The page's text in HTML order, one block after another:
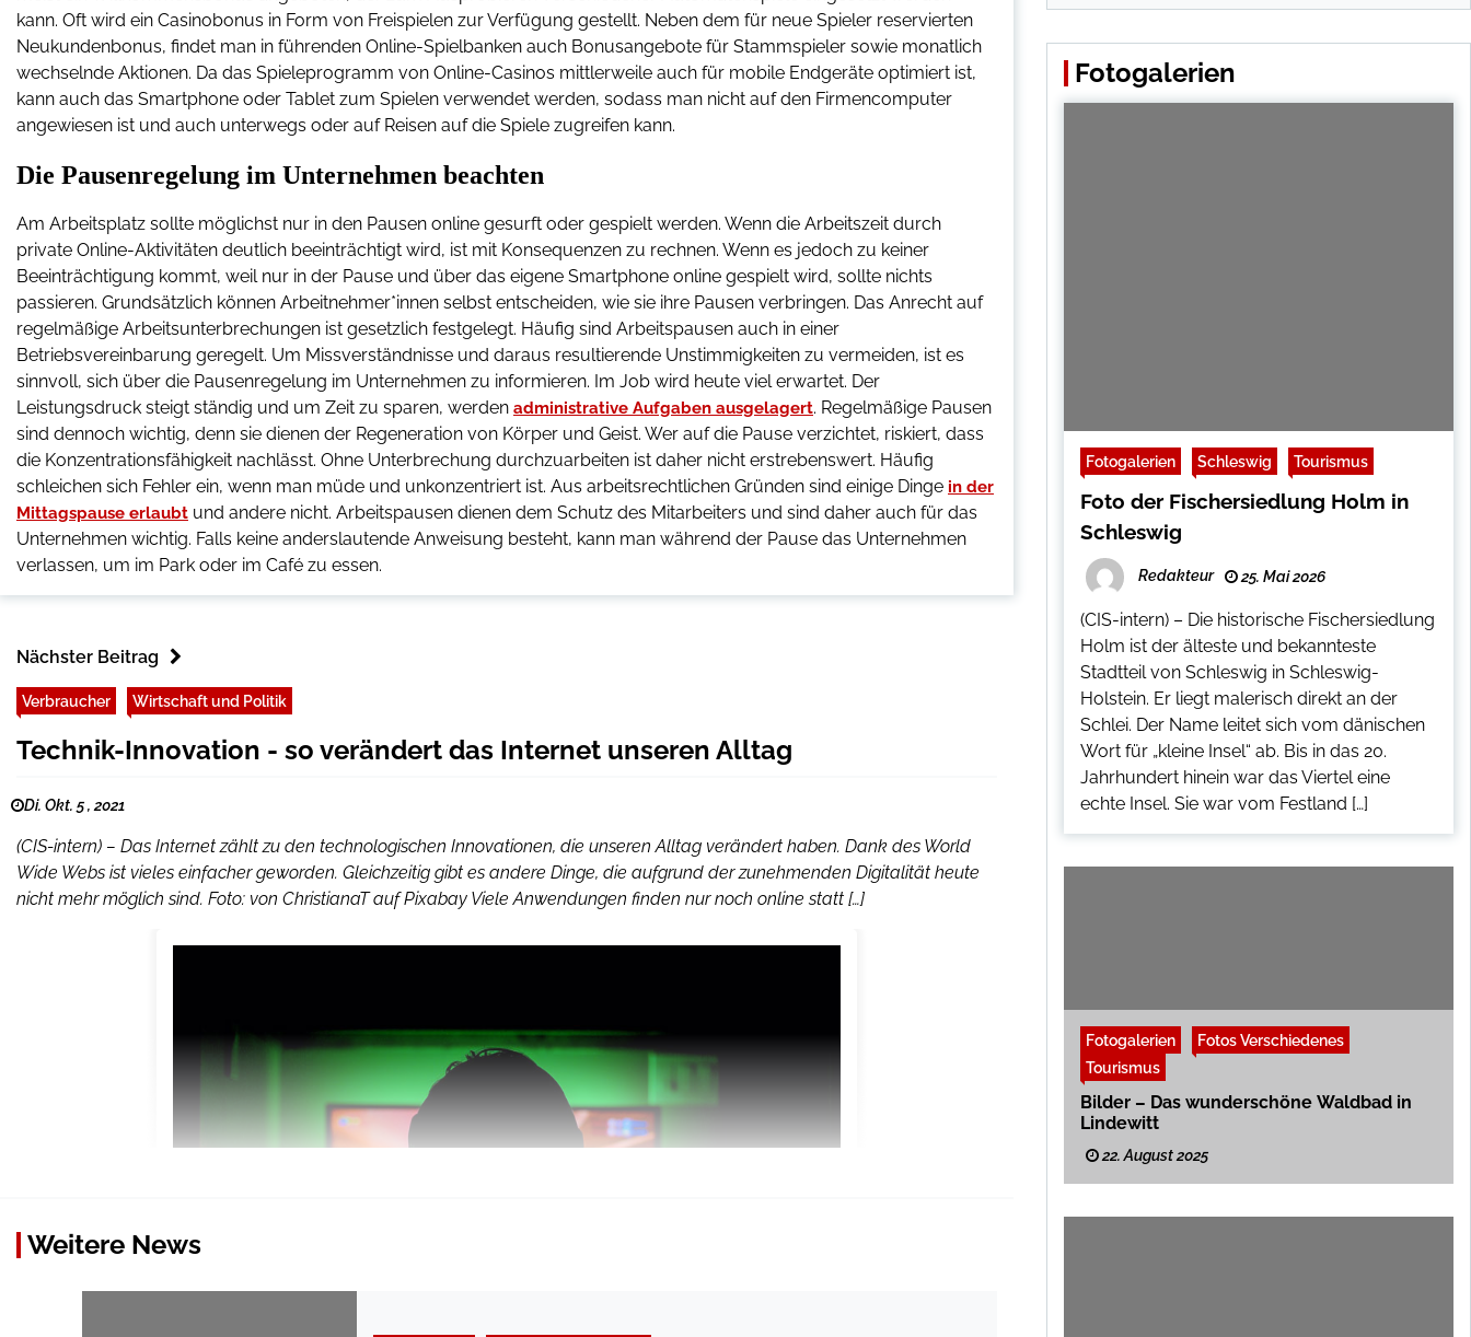
kann. Oft wird ein Casinobonus in Form von Freispielen zur Verfügung gestellt. Neben dem für neue Spieler reservierten
Neukundenbonus, findet man in führenden Online-Spielbanken auch Bonusangebote für Stammspieler sowie monatlich
wechselnde Aktionen. Da das Spieleprogramm von Online-Casinos mittlerweile auch für mobile Endgeräte optimiert ist,
kann auch das Smartphone oder Tablet zum Spielen verwendet werden, sodass man nicht auf den Firmencomputer
angewiesen ist und auch unterwegs oder auf Reisen auf die Spiele zugreifen kann.
Die Pausenregelung im Unternehmen beachten
Am Arbeitsplatz sollte möglichst nur in den Pausen online gesurft oder gespielt werden. Wenn die Arbeitszeit durch
private Online-Aktivitäten deutlich beeinträchtigt wird, ist mit Konsequenzen zu rechnen. Wenn es jedoch zu keiner
Beeinträchtigung kommt, weil nur in der Pause und über das eigene Smartphone online gespielt wird, sollte nichts
passieren. Grundsätzlich können Arbeitnehmer*innen selbst entscheiden, wie sie ihre Pausen verbringen. Das Anrecht auf
regelmäßige Arbeitsunterbrechungen ist gesetzlich festgelegt. Häufig sind Arbeitspausen auch in einer
Betriebsvereinbarung geregelt. Um Missverständnisse und daraus resultierende Unstimmigkeiten zu vermeiden, ist es
sinnvoll, sich über die Pausenregelung im Unternehmen zu informieren. Im Job wird heute viel erwartet. Der
Leistungsdruck steigt ständig und um Zeit zu sparen, werden administrative Aufgaben ausgelagert. Regelmäßige Pausen
sind dennoch wichtig, denn sie dienen der Regeneration von Körper und Geist. Wer auf die Pause verzichtet, riskiert, dass
die Konzentrationsfähigkeit nachlässt. Ohne Unterbrechung durchzuarbeiten ist daher nicht erstrebenswert. Häufig
schleichen sich Fehler ein, wenn man müde und unkonzentriert ist. Aus arbeitsrechtlichen Gründen sind einige Dinge in der
Mittagspause erlaubt und andere nicht. Arbeitspausen dienen dem Schutz des Mitarbeiters und sind daher auch für das
Unternehmen wichtig. Falls keine anderslautende Anweisung besteht, kann man während der Pause das Unternehmen
verlassen, um im Park oder im Café zu essen.
Nächster Beitrag
Verbraucher Wirtschaft und Politik
Technik-Innovation - so verändert das Internet unseren Alltag
Di. Okt. 5 , 2021
(CIS-intern) – Das Internet zählt zu den technologischen Innovationen, die unseren Alltag verändert haben. Dank des World
Wide Webs ist vieles einfacher geworden. Gleichzeitig gibt es andere Dinge, die aufgrund der zunehmenden Digitalität heute
nicht mehr möglich sind. Foto: von ChristianaT auf Pixabay Viele Anwendungen finden nur noch online statt […]
Weitere News
Fotogalerien
Fotogalerien Schleswig Tourismus
Foto der Fischersiedlung Holm in
Schleswig
Redakteur 25. Mai 2026
(CIS-intern) – Die historische Fischersiedlung
Holm ist der älteste und bekannteste
Stadtteil von Schleswig in Schleswig-
Holstein. Er liegt malerisch direkt an der
Schlei. Der Name leitet sich vom dänischen
Wort für „kleine Insel“ ab. Bis in das 20.
Jahrhundert hinein war das Viertel eine
echte Insel. Sie war vom Festland […]
Fotogalerien
Fotos Verschiedenes
Tourismus
Bilder – Das wunderschöne Waldbad in
Lindewitt
22. August 2025